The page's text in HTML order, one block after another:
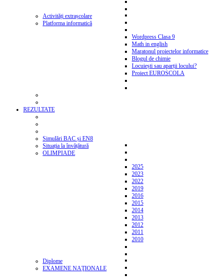
Activități extrașcolare
Platforma informatică
Wordpress Clasa 9
Math in english
Maratonul proiectelor informatice
Blogul de chimie
Locuiești sau aparții locului?
Proiect EUROSCOLA
REZULTATE
Simulări BAC și EN8
Situația la învățătură
OLIMPIADE
2025
2023
2022
2019
2016
2015
2014
2013
2012
2011
2010
Diplome
EXAMENE NAŢIONALE